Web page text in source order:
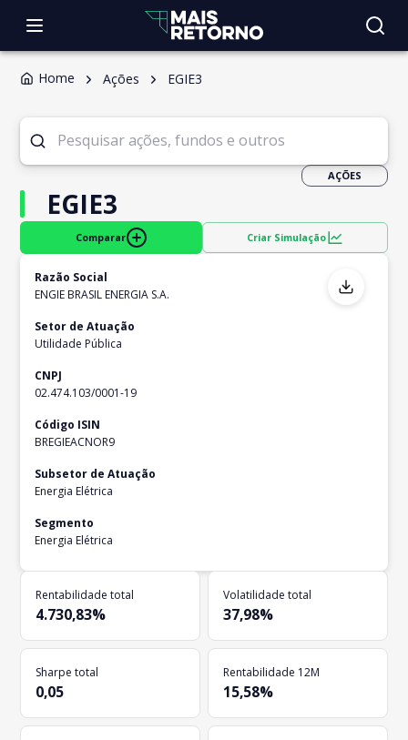
Home Ações EGIE3
AÇÕES
EGIE3
Comparar Criar Simulação
Razão Social
ENGIE BRASIL ENERGIA S.A.
Setor de Atuação
Utilidade Pública
CNPJ
02.474.103/0001-19
Código ISIN
BREGIEACNOR9
Subsetor de Atuação
Energia Elétrica
Segmento
Energia Elétrica
Rentabilidade total
4.730,83%
Volatilidade total
37,98%
Sharpe total
0,05
Rentabilidade 12M
15,58%